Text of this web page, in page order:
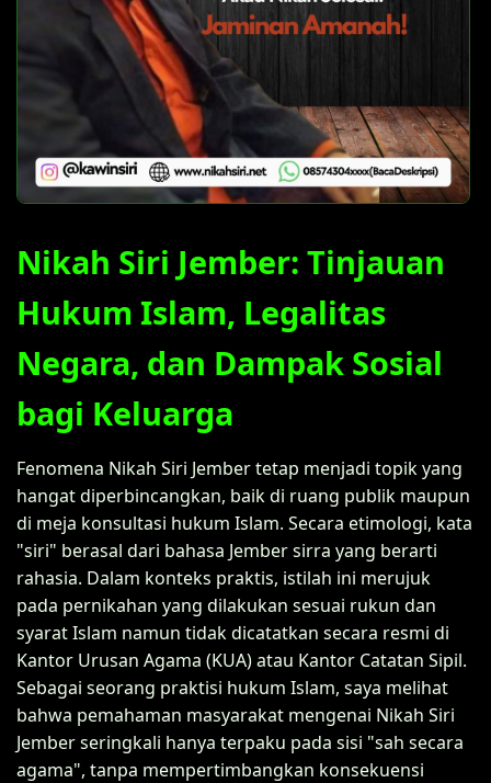
Nikah Siri Jember: Tinjauan
Hukum Islam, Legalitas
Negara, dan Dampak Sosial
bagi Keluarga
Fenomena Nikah Siri Jember tetap menjadi topik yang
hangat diperbincangkan, baik di ruang publik maupun
di meja konsultasi hukum Islam. Secara etimologi, kata
"siri" berasal dari bahasa Jember sirra yang berarti
rahasia. Dalam konteks praktis, istilah ini merujuk
pada pernikahan yang dilakukan sesuai rukun dan
syarat Islam namun tidak dicatatkan secara resmi di
Kantor Urusan Agama (KUA) atau Kantor Catatan Sipil.
Sebagai seorang praktisi hukum Islam, saya melihat
bahwa pemahaman masyarakat mengenai Nikah Siri
Jember seringkali hanya terpaku pada sisi "sah secara
agama", tanpa mempertimbangkan konsekuensi